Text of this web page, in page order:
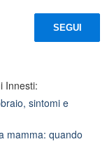
SEGUI
Innesti:
sintomi e
mamma: quando